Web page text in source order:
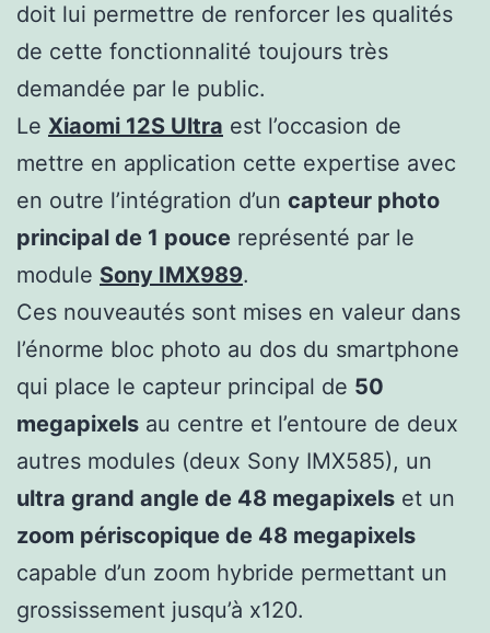
doit lui permettre de renforcer les qualités
de cette fonctionnalité toujours très
demandée par le public.
Le Xiaomi 12S Ultra est l’occasion de
mettre en application cette expertise avec
en outre l’intégration d’un capteur photo
principal de 1 pouce représenté par le
module Sony IMX989.
Ces nouveautés sont mises en valeur dans
l’énorme bloc photo au dos du smartphone
qui place le capteur principal de 50
megapixels au centre et l’entoure de deux
autres modules (deux Sony IMX585), un
ultra grand angle de 48 megapixels et un
zoom périscopique de 48 megapixels
capable d’un zoom hybride permettant un
grossissement jusqu’à x120.